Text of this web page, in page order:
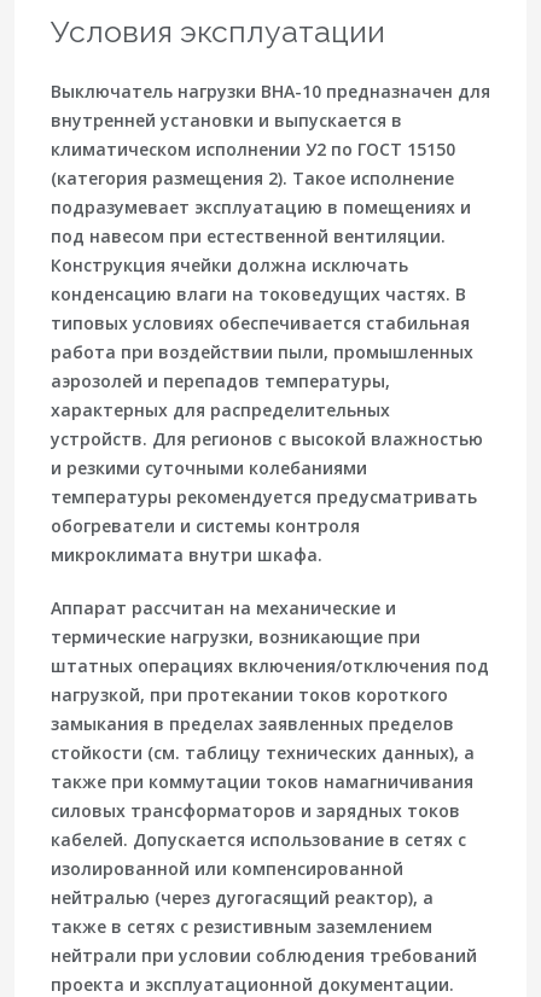
Условия эксплуатации
Выключатель нагрузки ВНА-10 предназначен для
внутренней установки и выпускается в
климатическом исполнении У2 по ГОСТ 15150
(категория размещения 2). Такое исполнение
подразумевает эксплуатацию в помещениях и
под навесом при естественной вентиляции.
Конструкция ячейки должна исключать
конденсацию влаги на токоведущих частях. В
типовых условиях обеспечивается стабильная
работа при воздействии пыли, промышленных
аэрозолей и перепадов температуры,
характерных для распределительных
устройств. Для регионов с высокой влажностью
и резкими суточными колебаниями
температуры рекомендуется предусматривать
обогреватели и системы контроля
микроклимата внутри шкафа.
Аппарат рассчитан на механические и
термические нагрузки, возникающие при
штатных операциях включения/отключения под
нагрузкой, при протекании токов короткого
замыкания в пределах заявленных пределов
стойкости (см. таблицу технических данных), а
также при коммутации токов намагничивания
силовых трансформаторов и зарядных токов
кабелей. Допускается использование в сетях с
изолированной или компенсированной
нейтралью (через дугогасящий реактор), а
также в сетях с резистивным заземлением
нейтрали при условии соблюдения требований
проекта и эксплуатационной документации.